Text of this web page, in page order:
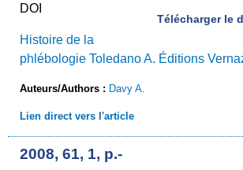
DOI
Télécharger le
Histoire de la
phlébologie Toledano A. Éditions
Auteurs/Authors : Davy A.
Lien direct vers l'article
2008, 61, 1, p.-